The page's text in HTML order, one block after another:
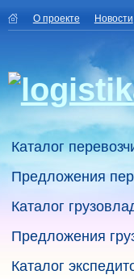
О проекте Новости
Каталог
Предложения
Каталог
Предложения
Каталог